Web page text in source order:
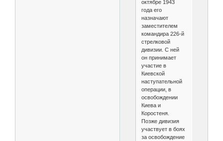
октябре 1943
года его
назначают
заместителем
командира 226-й
стрелковой
дивизии. С ней
он принимает
участие в
Киевской
наступательной
операции, в
освобождении
Киева и
Коростеня.
Позже дивизия
участвует в боях
за освобождение